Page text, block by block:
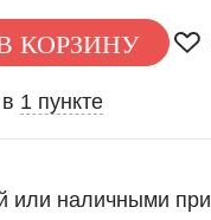
КОРЗИНУ
1 пункте
или наличными при